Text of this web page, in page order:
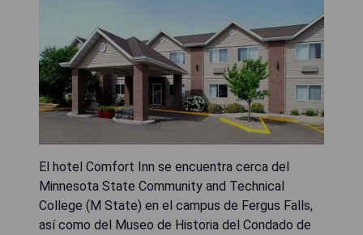
El hotel Comfort Inn se encuentra cerca del
Minnesota State Community and Technical
College (M State) en el campus de Fergus Falls,
así como del Museo de Historia del Condado de